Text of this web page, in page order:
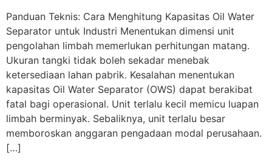
Panduan Teknis: Cara Menghitung Kapasitas Oil Water
Separator untuk Industri Menentukan dimensi unit
pengolahan limbah memerlukan perhitungan matang.
Ukuran tangki tidak boleh sekadar menebak
ketersediaan lahan pabrik. Kesalahan menentukan
kapasitas Oil Water Separator (OWS) dapat berakibat
fatal bagi operasional. Unit terlalu kecil memicu luapan
limbah berminyak. Sebaliknya, unit terlalu besar
memboroskan anggaran pengadaan modal perusahaan.
[…]